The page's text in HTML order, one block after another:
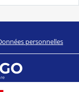
personnelles